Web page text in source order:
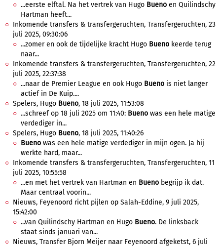
...eerste elftal. Na het vertrek van Hugo Bueno en Quilindschy
Hartman heeft...
Inkomende transfers & transfergeruchten, Transfergeruchten, 23
juli 2025, 09:30:06
...zomer en ook de tijdelijke kracht Hugo Bueno keerde terug
naar...
Inkomende transfers & transfergeruchten, Transfergeruchten, 22
juli 2025, 22:37:38
...naar de Premier League en ook Hugo Bueno is niet langer
actief in De Kuip....
Spelers, Hugo Bueno, 18 juli 2025, 11:53:08
...schreef op 18 juli 2025 om 11:40: Bueno was een hele matige
verdediger in...
Spelers, Hugo Bueno, 18 juli 2025, 11:40:26
Bueno was een hele matige verdediger in mijn ogen. Ja hij
werkte hard, maar...
Inkomende transfers & transfergeruchten, Transfergeruchten, 11
juli 2025, 10:55:58
...en met het vertrek van Hartman en Bueno begrijp ik dat.
Maar centraal voorin...
Nieuws, Feyenoord richt pijlen op Salah-Eddine, 9 juli 2025,
15:42:00
...van Quilindschy Hartman en Hugo Bueno. De linksback
staat sinds januari van...
Nieuws, Transfer Bjorn Meijer naar Feyenoord afgeketst, 6 juli